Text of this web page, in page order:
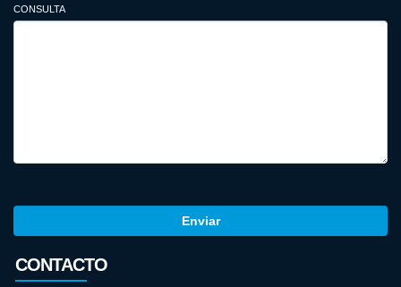
CONSULTA
CONTACTO